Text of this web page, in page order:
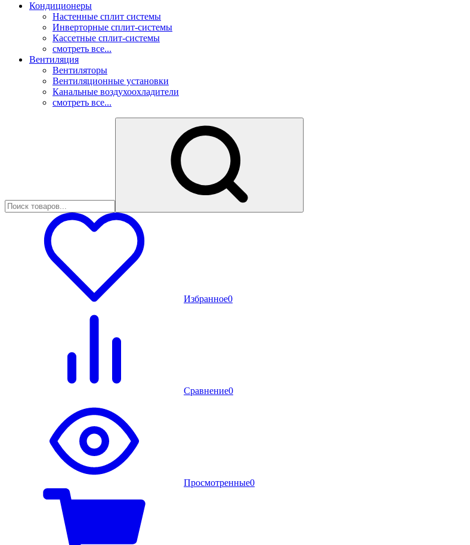
Кондиционеры
Настенные сплит системы
Инверторные сплит-системы
Кассетные сплит-системы
смотреть все...
Вентиляция
Вентиляторы
Вентиляционные установки
Канальные воздухоохладители
смотреть все...
Избранное0
Сравнение0
Просмотренные0